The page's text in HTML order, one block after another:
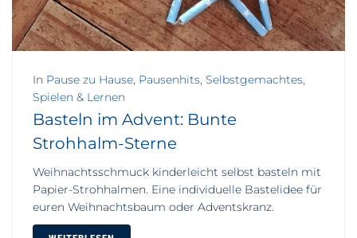
In Pause zu Hause, Pausenhits, Selbstgemachtes,
Spielen & Lernen
Basteln im Advent: Bunte
Strohhalm-Sterne
Weihnachtsschmuck kinderleicht selbst basteln mit
Papier-Strohhalmen. Eine individuelle Bastelidee für
euren Weihnachtsbaum oder Adventskranz.